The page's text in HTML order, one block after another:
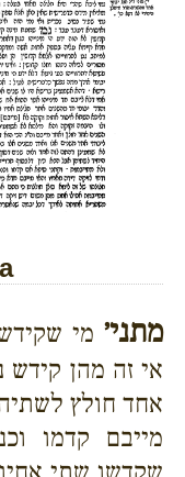
מתני׳ מי
אי זה מהן קידש
אחד חולץ
מייבם קדמו